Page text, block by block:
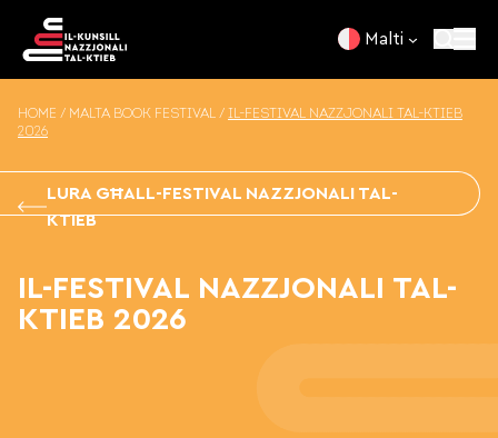
Malti
HOME / MALTA BOOK FESTIVAL / IL-FESTIVAL NAZZJONALI TAL-KTIEB
2026
LURA GĦALL-FESTIVAL NAZZJONALI TAL-
KTIEB
IL-FESTIVAL NAZZJONALI TAL-
KTIEB 2026